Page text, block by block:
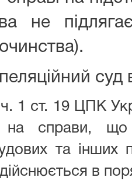
не
суд
1 ст. 19 ЦПК
на справи, що
та інших
в